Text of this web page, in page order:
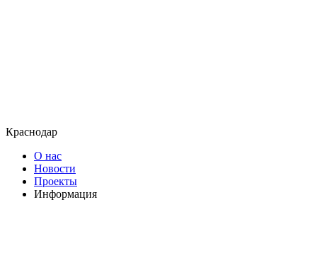
Краснодар
О нас
Новости
Проекты
Информация